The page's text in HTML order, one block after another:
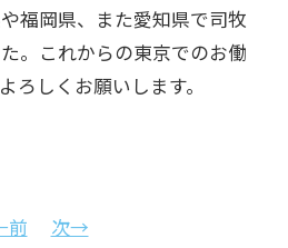
福岡県、また愛知県で司牧
。これからの東京でのお働
ろしくお願いします。
次→